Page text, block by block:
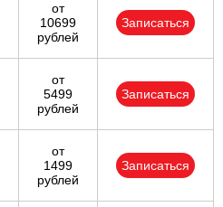
от
10699
рублей
Записаться
от
5499
рублей
Записаться
от
1499
рублей
Записаться